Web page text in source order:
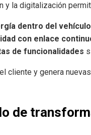
y la digitalización
dentro del vehículo
con enlace
de funcionalidades
cliente y genera
de